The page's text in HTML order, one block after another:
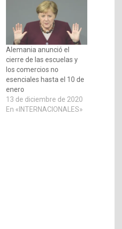
Alemania anunció el
cierre de las escuelas y
los comercios no
esenciales hasta el 10 de
enero
13 de diciembre de 2020
En «INTERNACIONALES»